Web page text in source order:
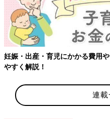
妊娠・出産・育児にかかる費用
やすく解説！
連